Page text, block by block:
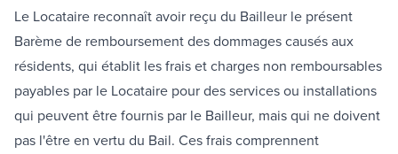
Le Locataire reconnaît avoir reçu du Bailleur le présent
Barème de remboursement des dommages causés aux
résidents, qui établit les frais et charges non remboursables
payables par le Locataire pour des services ou installations
qui peuvent être fournis par le Bailleur, mais qui ne doivent
pas l'être en vertu du Bail. Ces frais comprennent